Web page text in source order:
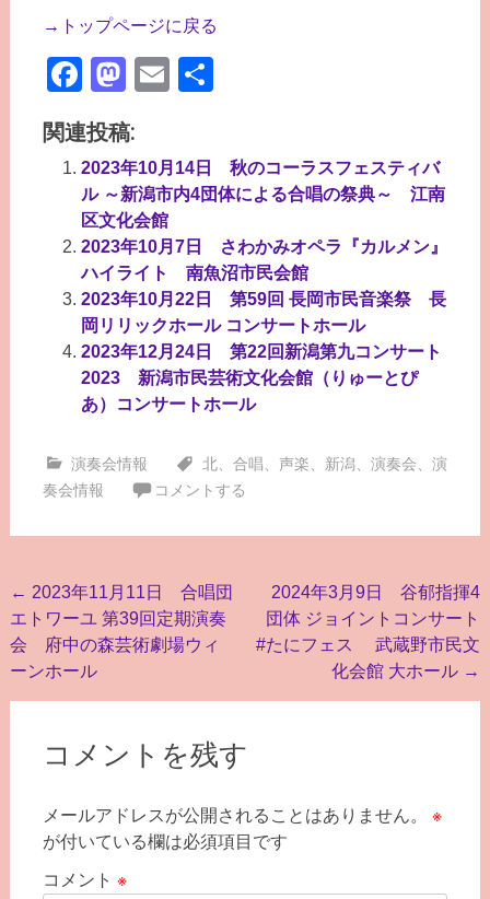
→トップページに戻る
Facebook
Mastodon
Email
関連投稿:
2023年10月14日 秋のコーラスフェスティバ
ル ～新潟市内4団体による合唱の祭典～ 江南
区文化会館
2023年10月7日 さわかみオペラ『カルメン』
ハイライト 南魚沼市民会館
2023年10月22日 第59回 長岡市民音楽祭 長
岡リリックホール コンサートホール
2023年12月24日 第22回新潟第九コンサート
2023 新潟市民芸術文化会館（りゅーとぴ
あ）コンサートホール
演奏会情報 北、 合唱 声楽 新潟 演奏会
演
奏会情報
コメントする
投
稿
ナ
ビ
← 2023年11月11日 合唱団
エトワーユ 第39回定期演奏
会 府中の森芸術劇場ウィ
ーンホール
2024年3月9日 谷郁指揮4
団体 ジョイントコンサート
#たにフェス 武蔵野市民文
化会館 大ホール →
コメントを残す
メールアドレスが公開されることはありません。
※
が付いている欄は必須項目です
コメント ※